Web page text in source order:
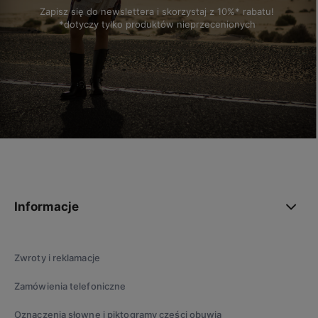
Zapisz się do newslettera i skorzystaj z 10%* rabatu!
*dotyczy tylko produktów nieprzecenionych
Informacje
Zwroty i reklamacje
Zamówienia telefoniczne
Oznaczenia słowne i piktogramy części obuwia